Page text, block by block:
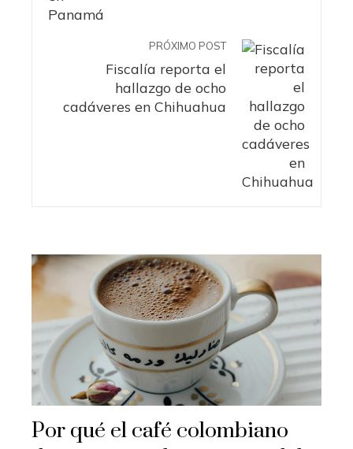
PRÓXIMO POST
Fiscalía reporta el
hallazgo de ocho
cadáveres en Chihuahua
Por qué el café colombiano